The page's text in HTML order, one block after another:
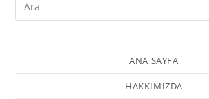
ANA SAYFA
HAKKIMIZDA